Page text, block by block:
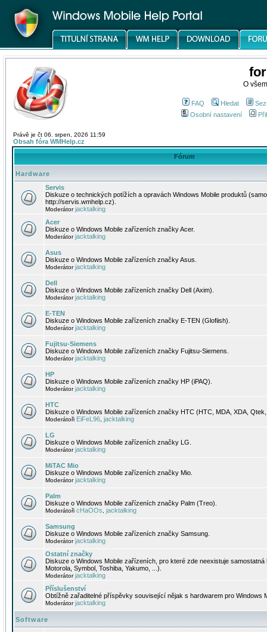
O
FAQ Hledat
Osobní nastavení
Právě je čt 06. srpen, 2026 11:59
Obsah fóra WMHelp.cz
Fórum
Hardware
Servis
Diskuze o technických potížích a opravách Windows Mobile produktů
http://servis.wmhelp.cz).
Moderátorjacktalking
Acer
Diskuze o Windows Mobile zařízeních značky Acer.
Moderátorjacktalking
Asus
Diskuze o Windows Mobile zařízeních značky Asus.
Moderátorjacktalking
Dell
Diskuze o Windows Mobile zařízeních značky Dell (Axim).
Moderátorjacktalking
E-TEN
Diskuze o Windows Mobile zařízeních značky E-TEN (Glofiish).
Moderátorjacktalking
Fujitsu-Siemens
Diskuze o Windows Mobile zařízeních značky Fujitsu-Siemens.
Moderátorjacktalking
HP
Diskuze o Windows Mobile zařízeních značky HP (iPAQ).
Moderátorjacktalking
HTC
Diskuze o Windows Mobile zařízeních značky HTC (HTC, MDA, XDA,
Moderátoři EiFeL96 jacktalking
LG
Diskuze o Windows Mobile zařízeních značky LG.
Moderátorjacktalking
MiTAC Mio
Diskuze o Windows Mobile zařízeních značky Mio.
Moderátorjacktalking
Palm
Diskuze o Windows Mobile zařízeních značky Palm (Treo).
Moderátoři cHaOOs jacktalking
Samsung
Diskuze o Windows Mobile zařízeních značky Samsung.
Moderátorjacktalking
Ostatní značky
Diskuze o Windows Mobile zařízeních, pro které zde neexistuje
Motorola, Symbol, Toshiba, Yakumo, ...).
Moderátorjacktalking
Příslušenství
Obtížně zařaditelné příspěvky související nějak s hardwarem pro Windows
Moderátorjacktalking
Software